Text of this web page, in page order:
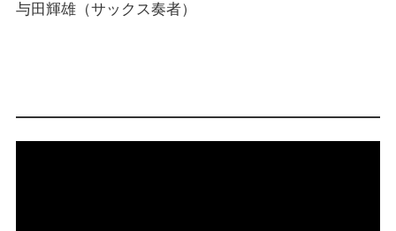
与田輝雄（サックス奏者）